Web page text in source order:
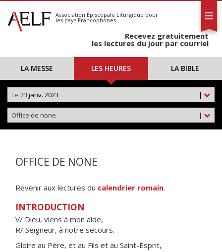
S'abonner
Calendrier
Association Épiscopale Liturgique pour
les pays Francophones
Recevez gratuitement
les lectures du jour par courriel
LA MESSE LES HEURES LA BIBLE
|
Le 23 janv. 2023
|
Office de none
OFFICE DE NONE
Revenir aux lectures du calendrier romain.
INTRODUCTION
V/ Dieu, viens à mon aide,
R/ Seigneur, à notre secours.
Gloire au Père, et au Fils et au Saint-Esprit,